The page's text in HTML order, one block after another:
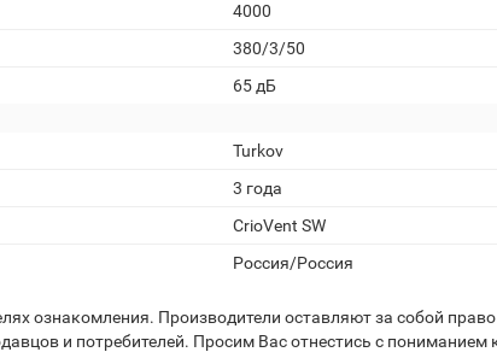
4000
380/3/50
65 дБ
Turkov
3 года
CrioVent SW
Россия/Россия
ознакомления. Производители оставляют за собой
и потребителей. Просим Вас отнестись с